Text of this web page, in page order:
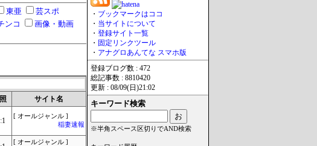
東亜
芸スポ
ンコ
画像・動画
サイト名
[ オールジャンル ]
稲妻速報
[ オールジャンル ]
・ ブックマークはココ
・ 当サイトについて
・ 登録サイト一覧
・ 固定リンクツール
・ アナグロあんてな スマホ版
登録ブログ数 : 472
総記事数 : 8810420
更新 : 08/09(日)21:02
キーワード検索
※半角スペース区切りでAND検索